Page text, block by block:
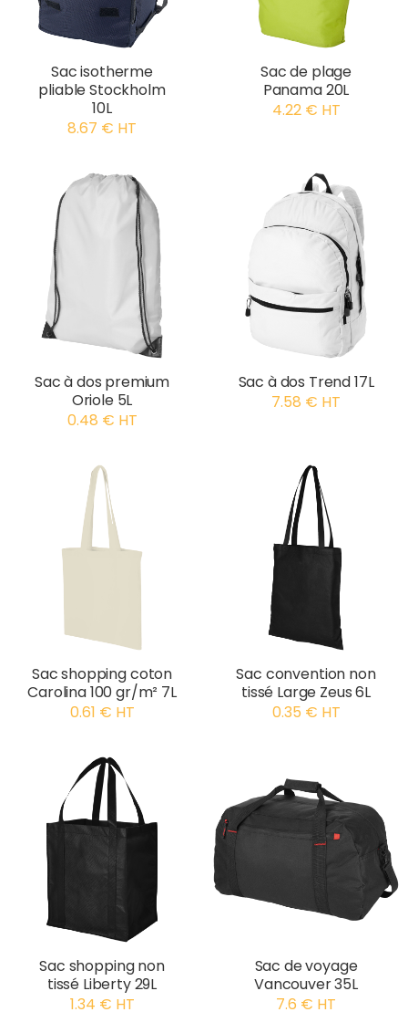
Sac isotherme
pliable Stockholm
10L
8.67 € HT
Sac de plage
Panama 20L
4.22 € HT
Sac à dos premium
Oriole 5L
0.48 € HT
Sac à dos Trend 17L
7.58 € HT
Sac shopping coton
Carolina 100 gr/m² 7L
0.61 € HT
Sac convention non
tissé Large Zeus 6L
0.35 € HT
Sac shopping non
tissé Liberty 29L
1.34 € HT
Sac de voyage
Vancouver 35L
7.6 € HT